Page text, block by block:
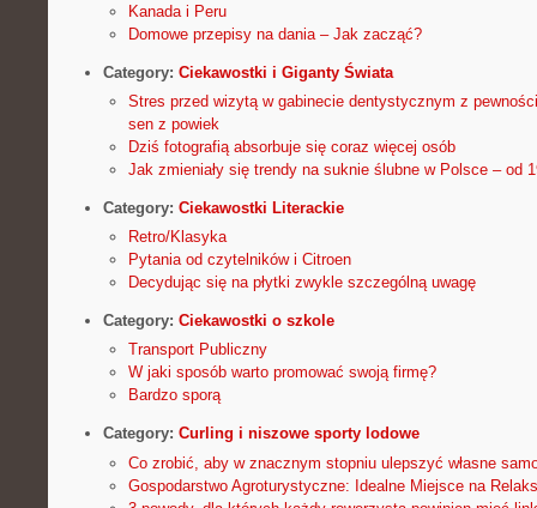
Kanada i Peru
Domowe przepisy na dania – Jak zacząć?
Category: Ciekawostki i Giganty Świata
Stres przed wizytą w gabinecie dentystycznym z
sen z powiek
Dziś fotografią absorbuje się coraz więcej osób
Jak zmieniały się trendy na suknie ślubne w Polsce – od
Category: Ciekawostki Literackie
Retro/Klasyka
Pytania od czytelników i Citroen
Decydując się na płytki zwykle szczególną uwagę
Category: Ciekawostki o szkole
Transport Publiczny
W jaki sposób warto promować swoją firmę?
Bardzo sporą
Category: Curling i niszowe sporty lodowe
Co zrobić, aby w znacznym stopniu ulepszyć własne
Gospodarstwo Agroturystyczne: Idealne Miejsce na